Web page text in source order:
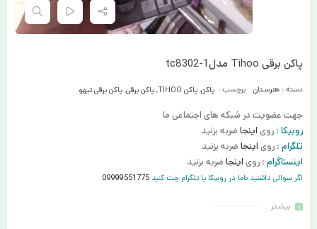
پاکن برقی Tihoo مدلtc8302-1
دسته : هنرسـتان برچسب : پاکن,پاکن TIHOO ,پاکن برقی,پاکن برقی تیهو
جهت عضویت در شبکه های اجتماعی ما
روبیکا : روی اینجا ضربه بزنید
تلگرام : روی اینجا ضربه بزنید
اینستاگرام : روی اینجا ضربه بزنید
اگر سوالی داشتید باما در روبیکا یا تلگرام چت کنید09999551775
بیشـتر